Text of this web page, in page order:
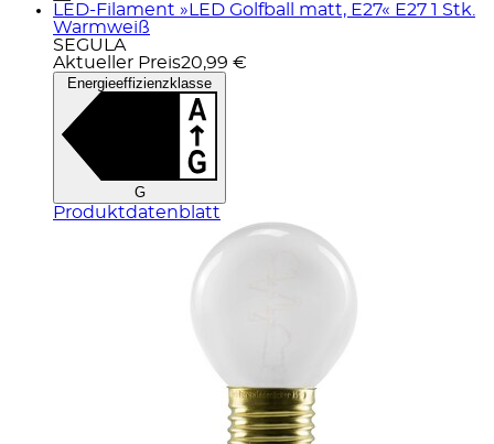
LED-Filament »LED Golfball matt, E27« E27 1 Stk.
Warmweiß
SEGULA
Aktueller Preis20,99 €
Energieeffizienzklasse
G
Produktdatenblatt